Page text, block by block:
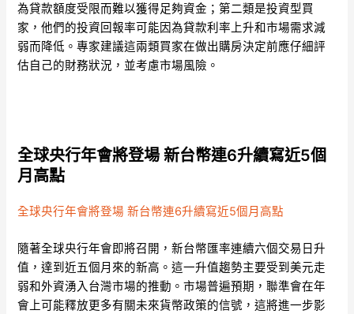
為貸款額度受限而難以獲得足夠資金；第二類是投資型買
家，他們的投資回報率可能因為貸款利率上升和市場需求減
弱而降低。專家建議這兩類買家在做出購房決定前應仔細評
估自己的財務狀況，並考慮市場風險。
全球央行年會將登場 新台幣連6升續寫近5個
月高點
全球央行年會將登場 新台幣連6升續寫近5個月高點
隨著全球央行年會即將召開，新台幣匯率連續六個交易日升
值，達到近五個月來的新高。這一升值趨勢主要受到美元走
弱和外資湧入台灣市場的推動。市場普遍預期，聯準會在年
會上可能釋放更多有關未來貨幣政策的信號，這將進一步影